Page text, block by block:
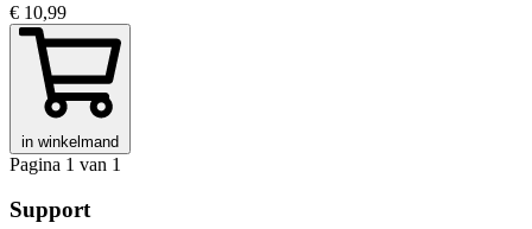
€ 10,99
in winkelmand
Pagina 1 van 1
Support